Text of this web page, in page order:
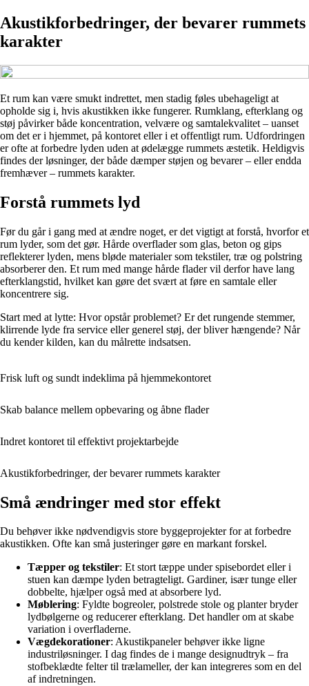
Akustikforbedringer, der bevarer rummets
karakter
Et rum kan være smukt indrettet, men stadig føles ubehageligt at
opholde sig i, hvis akustikken ikke fungerer. Rumklang, efterklang og
støj påvirker både koncentration, velvære og samtalekvalitet – uanset
om det er i hjemmet, på kontoret eller i et offentligt rum. Udfordringen
er ofte at forbedre lyden uden at ødelægge rummets æstetik. Heldigvis
findes der løsninger, der både dæmper støjen og bevarer – eller endda
fremhæver – rummets karakter.
Forstå rummets lyd
Før du går i gang med at ændre noget, er det vigtigt at forstå, hvorfor et
rum lyder, som det gør. Hårde overflader som glas, beton og gips
reflekterer lyden, mens bløde materialer som tekstiler, træ og polstring
absorberer den. Et rum med mange hårde flader vil derfor have lang
efterklangstid, hvilket kan gøre det svært at føre en samtale eller
koncentrere sig.
Start med at lytte: Hvor opstår problemet? Er det rungende stemmer,
klirrende lyde fra service eller generel støj, der bliver hængende? Når
du kender kilden, kan du målrette indsatsen.
Frisk luft og sundt indeklima på hjemmekontoret
Skab balance mellem opbevaring og åbne flader
Indret kontoret til effektivt projektarbejde
Akustikforbedringer, der bevarer rummets karakter
Små ændringer med stor effekt
Du behøver ikke nødvendigvis store byggeprojekter for at forbedre
akustikken. Ofte kan små justeringer gøre en markant forskel.
Tæpper og tekstiler: Et stort tæppe under spisebordet eller i
stuen kan dæmpe lyden betragteligt. Gardiner, især tunge eller
dobbelte, hjælper også med at absorbere lyd.
Møblering: Fyldte bogreoler, polstrede stole og planter bryder
lydbølgerne og reducerer efterklang. Det handler om at skabe
variation i overfladerne.
Vægdekorationer: Akustikpaneler behøver ikke ligne
industriløsninger. I dag findes de i mange designudtryk – fra
stofbeklædte felter til trælameller, der kan integreres som en del
af indretningen.